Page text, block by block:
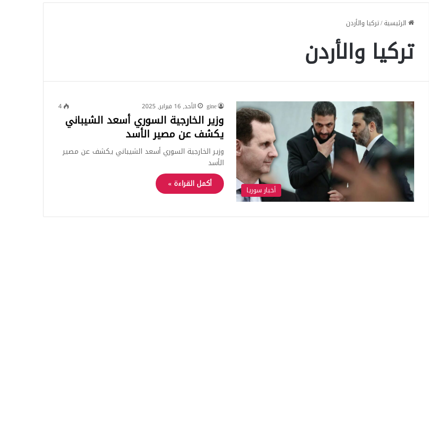
الرئيسية/تركيا والأردن
تركيا والأردن
أخبار سوريا
gine الأحد, 16 فبراير, 2025 4
وزير الخارجية السوري أسعد الشيباني
يكشف عن مصير الأسد
وزير الخارجية السوري أسعد الشيباني يكشف عن مصير
الأسد
أكمل القراءة »